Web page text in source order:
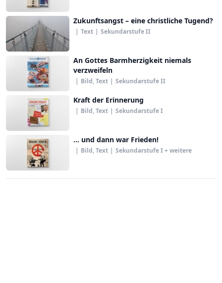
Zukunftsangst – eine christliche Tugend?
| Text | Sekundarstufe II
An Gottes Barmherzigkeit niemals
verzweifeln
| Bild, Text | Sekundarstufe II
Kraft der Erinnerung
| Bild, Text | Sekundarstufe I
… und dann war Frieden!
| Bild, Text | Sekundarstufe I + weitere